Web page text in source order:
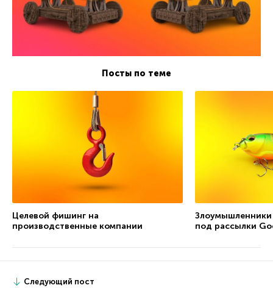
Посты по теме
Целевой фишинг на
производственные компании
под рассылки
Следующий пост